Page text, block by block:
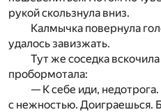
рукой скользнула вниз.
Калмычка повернула
удалось завизжать.
Тут же соседка
пробормотала:
— К себе иди,
с нежностью. Доиграешься.